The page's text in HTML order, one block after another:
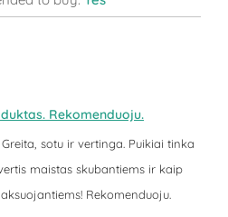
Rekomenduoju.
sotu ir vertinga. Puikiai tinka
maistas skubantiems ir kaip
Rekomenduoju.